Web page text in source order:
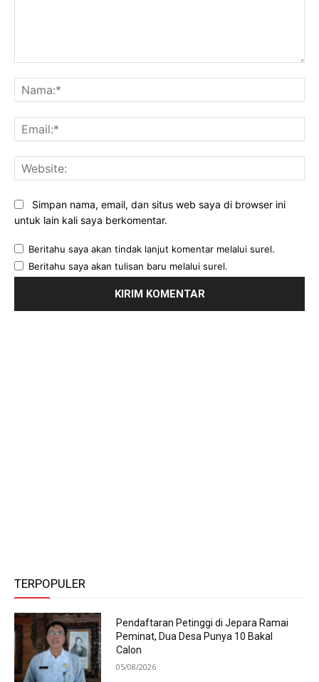
Simpan nama, email, dan situs web saya di browser ini
untuk lain kali saya berkomentar.
Beritahu saya akan tindak lanjut komentar melalui surel.
Beritahu saya akan tulisan baru melalui surel.
TERPOPULER
Pendaftaran Petinggi di Jepara Ramai
Peminat, Dua Desa Punya 10 Bakal
Calon
05/08/2026